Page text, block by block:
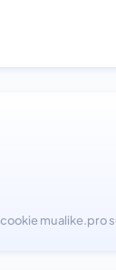
mualike.pro